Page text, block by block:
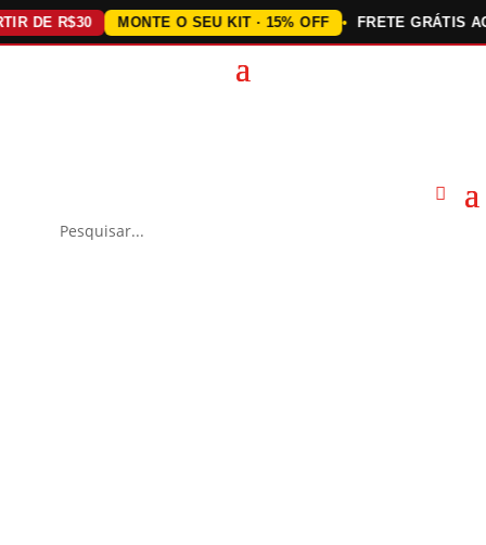
R$30 MONTE O SEU KIT · 15% OFF FRETE GRÁTIS